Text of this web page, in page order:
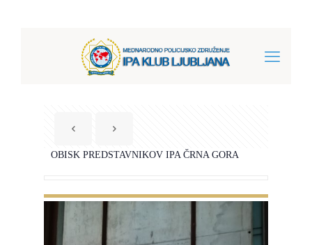
OBISK PREDSTAVNIKOV IPA ČRNA GORA